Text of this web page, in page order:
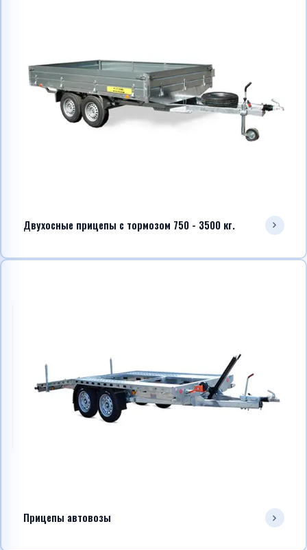
Двухосные прицепы с тормозом 750 - 3500 кг.
Прицепы автовозы